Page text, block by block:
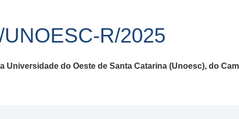
R/2025
Universidade do Oeste de Santa Catarina (Unoesc), do